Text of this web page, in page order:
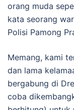
orang muda
kata seorang
Polisi Pamong
Memang, kami
dan lama
bergabung di
coba